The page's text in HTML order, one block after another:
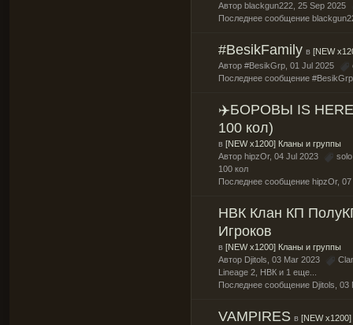
Автор blackgun222 , 25 Sep 2025
Последнее сообщение
#BesikFamily в [NEW
Автор #BesikGrp , 01 Jul 2025
Последнее сообщение #BesikGrp
✈️БОРОВЫ IS HERE
100 кол)
в [NEW x1200] Кланы и группы
Автор hipzOr, 04 Jul 2023 solo
100 кол
Последнее сообщение hipzOr, 07
НВК Клан КП
Игроков
в [NEW x1200] Кланы и группы
Автор Djitols , 03 Mar 2023
Lineage 2 НВК и 1 еще...
Последнее сообщение Djitols 03
VAMPIRES в [NEW